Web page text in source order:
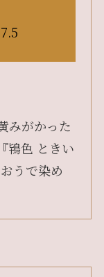
みがかった
鴇色 ときい
うで染め